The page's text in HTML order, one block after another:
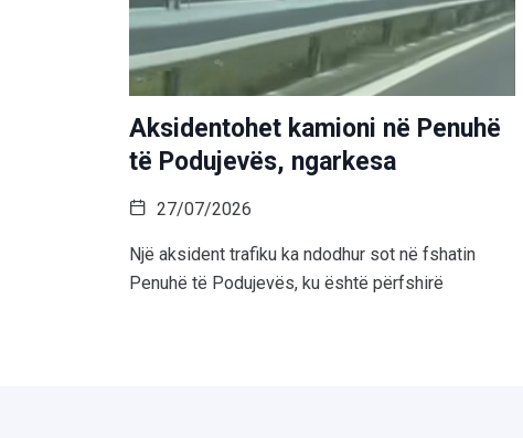
Aksidentohet kamioni në Penuhë
të Podujevës, ngarkesa
27/07/2026
Një aksident trafiku ka ndodhur sot në fshatin
Penuhë të Podujevës, ku është përfshirë